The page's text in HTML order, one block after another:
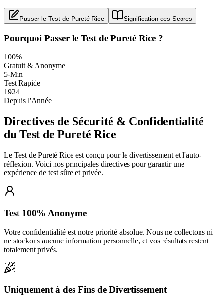
Passer le Test de Pureté Rice Signification des Scores
Pourquoi Passer le Test de Pureté Rice ?
100%
Gratuit & Anonyme
5-Min
Test Rapide
1924
Depuis l'Année
Directives de Sécurité & Confidentialité
du Test de Pureté Rice
Le Test de Pureté Rice est conçu pour le divertissement et l'auto-
réflexion. Voici nos principales directives pour garantir une
expérience de test sûre et privée.
Test 100% Anonyme
Votre confidentialité est notre priorité absolue. Nous ne collectons ni
ne stockons aucune information personnelle, et vos résultats restent
totalement privés.
Uniquement à des Fins de Divertissement